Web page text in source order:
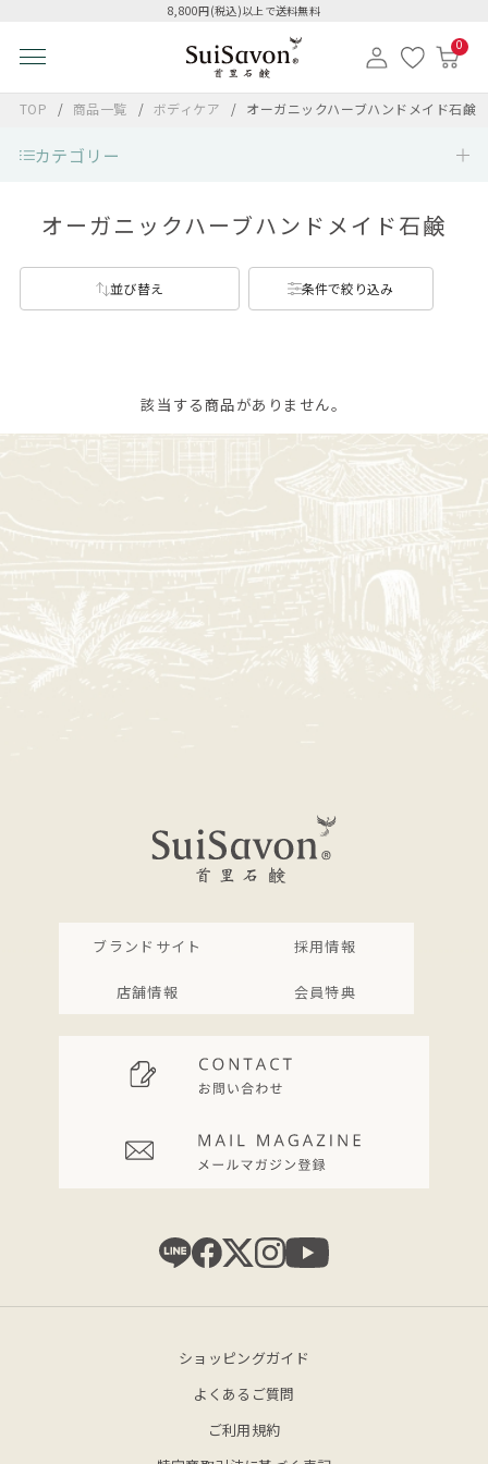
8,800円(税込)以上で送料無料
0
TOP 商品一覧 ボディケア オーガニックハーブハンドメイド石鹸
カテゴリー
オーガニックハーブハンドメイド石鹸
並び替え 条件で絞り込み
該当する商品がありません。
ブランドサイト 採用情報
店舗情報 会員特典
ショッピングガイド
よくあるご質問
ご利用規約